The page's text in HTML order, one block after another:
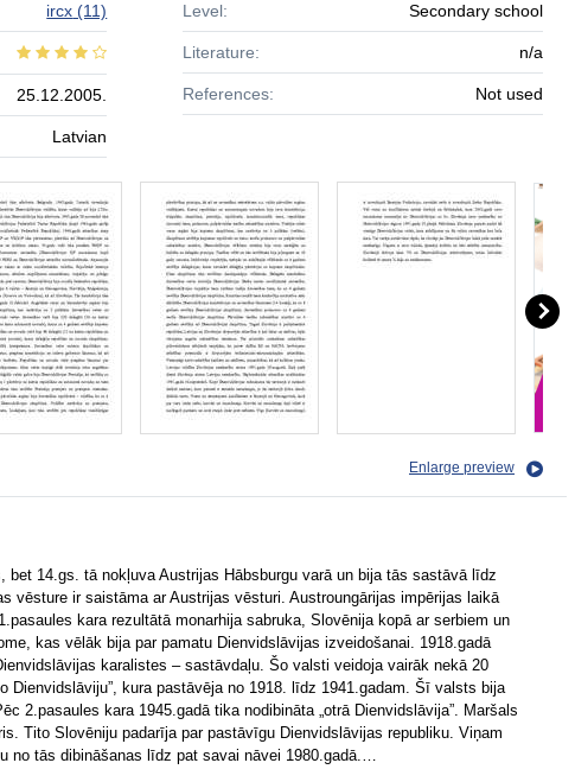
ircx (11)
25.12.2005.
Latvian
Level: Secondary school
Literature: n/a
References: Not used
Enlarge preview
bet 14.gs. tā nokļuva Austrijas Hābsburgu varā un bija tās sastāvā līdz
vēsture ir saistāma ar Austrijas vēsturi. Austroungārijas impērijas laikā
kara rezultātā monarhija sabruka, Slovēnija kopā ar serbiem un
kas vēlāk bija par pamatu Dienvidslāvijas izveidošanai. 1918.gadā
karalistes – sastāvdaļu. Šo valsti veidoja vairāk nekā 20
Dienvidslāviju”, kura pastāvēja no 1918. līdz 1941.gadam. Šī valsts bija
2.pasaules kara 1945.gadā tika nodibināta „otrā Dienvidslāvija”. Maršals
Tito Slovēniju padarīja par pastāvīgu Dienvidslāvijas republiku. Viņam
no tās dibināšanas līdz pat savai nāvei 1980.gadā.…